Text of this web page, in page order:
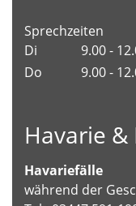
Sprechzeiten
Di
9.00 -
Do
9.00 -
Havarie
Havariefälle
während der